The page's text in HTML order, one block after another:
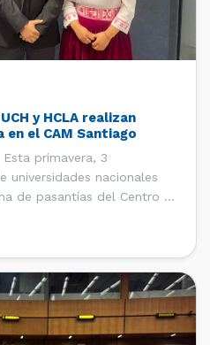
y HCLA realizan
el CAM Santiago
primavera, 3
universidades nacionales
de pasantías del Centro de
3 de noviembre y el 30 de
Ingrid Ivania […]